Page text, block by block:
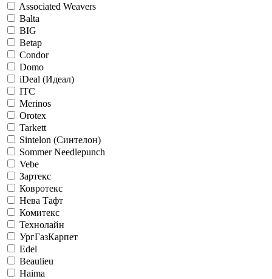
Associated Weavers
Balta
BIG
Betap
Condor
Domo
iDeal (Идеал)
ITC
Merinos
Orotex
Tarkett
Sintelon (Синтелон)
Sommer Needlepunch
Vebe
Зартекс
Ковротекс
Нева Тафт
Комитекс
Технолайн
УргГазКарпет
Edel
Beaulieu
Haima